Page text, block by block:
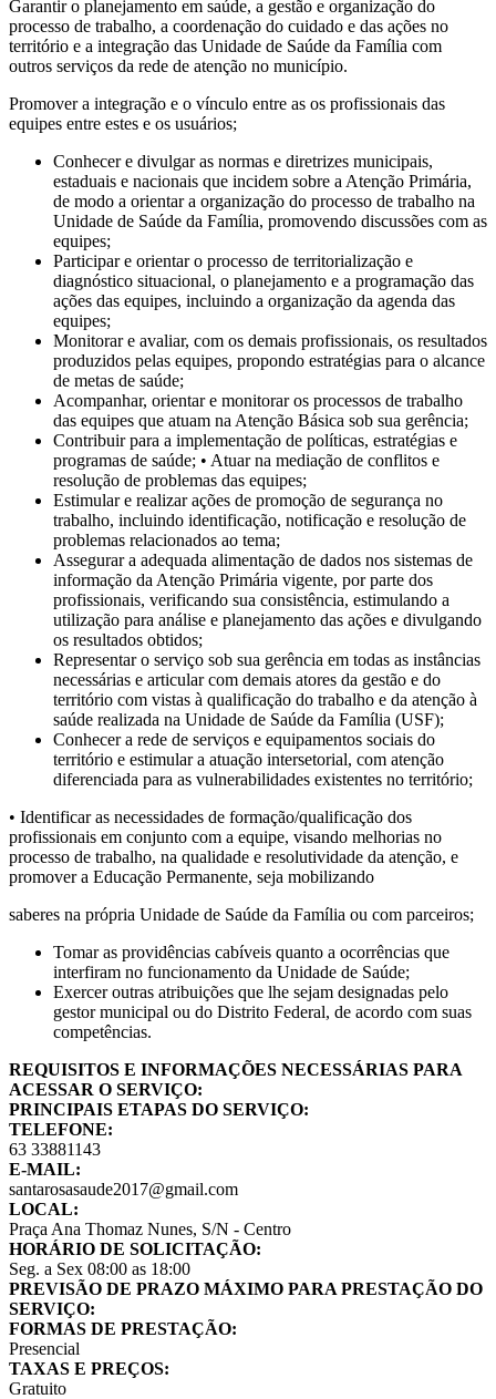
Garantir o planejamento em saúde, a gestão e organização do
processo de trabalho, a coordenação do cuidado e das ações no
território e a integração das Unidade de Saúde da Família com
outros serviços da rede de atenção no município.
Promover a integração e o vínculo entre as os profissionais das
equipes entre estes e os usuários;
Conhecer e divulgar as normas e diretrizes municipais,
estaduais e nacionais que incidem sobre a Atenção Primária,
de modo a orientar a organização do processo de trabalho na
Unidade de Saúde da Família, promovendo discussões com as
equipes;
Participar e orientar o processo de territorialização e
diagnóstico situacional, o planejamento e a programação das
ações das equipes, incluindo a organização da agenda das
equipes;
Monitorar e avaliar, com os demais profissionais, os resultados
produzidos pelas equipes, propondo estratégias para o alcance
de metas de saúde;
Acompanhar, orientar e monitorar os processos de trabalho
das equipes que atuam na Atenção Básica sob sua gerência;
Contribuir para a implementação de políticas, estratégias e
programas de saúde; • Atuar na mediação de conflitos e
resolução de problemas das equipes;
Estimular e realizar ações de promoção de segurança no
trabalho, incluindo identificação, notificação e resolução de
problemas relacionados ao tema;
Assegurar a adequada alimentação de dados nos sistemas de
informação da Atenção Primária vigente, por parte dos
profissionais, verificando sua consistência, estimulando a
utilização para análise e planejamento das ações e divulgando
os resultados obtidos;
Representar o serviço sob sua gerência em todas as instâncias
necessárias e articular com demais atores da gestão e do
território com vistas à qualificação do trabalho e da atenção à
saúde realizada na Unidade de Saúde da Família (USF);
Conhecer a rede de serviços e equipamentos sociais do
território e estimular a atuação intersetorial, com atenção
diferenciada para as vulnerabilidades existentes no território;
• Identificar as necessidades de formação/qualificação dos
profissionais em conjunto com a equipe, visando melhorias no
processo de trabalho, na qualidade e resolutividade da atenção, e
promover a Educação Permanente, seja mobilizando
saberes na própria Unidade de Saúde da Família ou com parceiros;
Tomar as providências cabíveis quanto a ocorrências que
interfiram no funcionamento da Unidade de Saúde;
Exercer outras atribuições que lhe sejam designadas pelo
gestor municipal ou do Distrito Federal, de acordo com suas
competências.
REQUISITOS E INFORMAÇÕES NECESSÁRIAS PARA
ACESSAR O SERVIÇO:
PRINCIPAIS ETAPAS DO SERVIÇO:
TELEFONE:
63 33881143
E-MAIL:
santarosasaude2017@gmail.com
LOCAL:
Praça Ana Thomaz Nunes, S/N - Centro
HORÁRIO DE SOLICITAÇÃO:
Seg. a Sex 08:00 as 18:00
PREVISÃO DE PRAZO MÁXIMO PARA PRESTAÇÃO DO
SERVIÇO:
FORMAS DE PRESTAÇÃO:
Presencial
TAXAS E PREÇOS:
Gratuito